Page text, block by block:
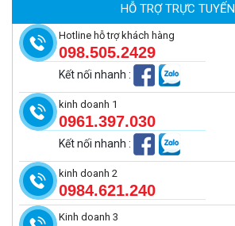
HỖ TRỢ TRỰC TUYẾN
Hotline hỗ trợ khách hàng
098.505.2429
Kết nối nhanh :
kinh doanh 1
0961.397.030
Kết nối nhanh :
kinh doanh 2
0984.621.240
Kinh doanh 3
MUA NGAY